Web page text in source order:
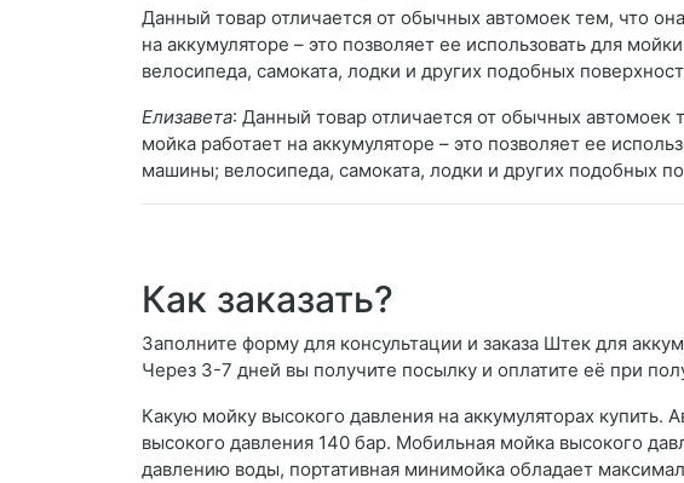
Данный товар отличается от обычных автомоек тем, что
на аккумуляторе – это позволяет ее использовать для
велосипеда, самоката, лодки и других подобных
Елизавета: Данный товар отличается от обычных автомоек
мойка работает на аккумуляторе – это позволяет ее
машины; велосипеда, самоката, лодки и других подобных
Как заказать?
Заполните форму для консультации и заказа Штек для
Через 3-7 дней вы получите посылку и оплатите её при
Какую мойку высокого давления на аккумуляторах купить.
высокого давления 140 бар. Мобильная мойка высокого
давлению воды, портативная минимойка обладает